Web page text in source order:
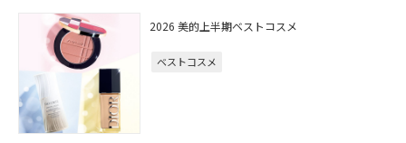
2026 美的上半期ベストコスメ
ベストコスメ